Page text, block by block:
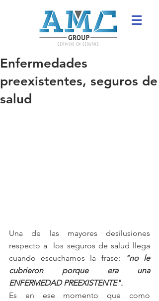
Enfermedades
preexistentes, seguros de
salud
Una de las mayores desilusiones
respecto a  los seguros de salud llega
cuando escuchamos la frase:
"no le
cubrieron porque era una
ENFERMEDAD PREEXISTENTE".
Es en ese momento que como